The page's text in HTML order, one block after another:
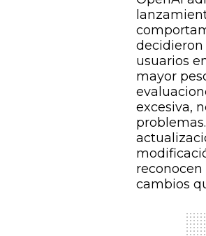
decidieron
usuarios
mayor
excesiva,
cambios